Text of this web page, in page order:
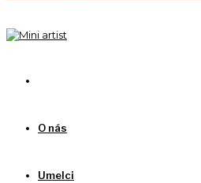
O nás
Umelci